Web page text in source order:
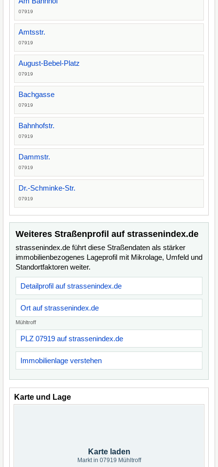
07919
Amtsstr.
07919
August-Bebel-Platz
07919
Bachgasse
07919
Bahnhofstr.
07919
Dammstr.
07919
Dr.-Schminke-Str.
07919
Weiteres Straßenprofil auf strassenindex.de
strassenindex.de führt diese Straßendaten als stärker
immobilienbezogenes Lageprofil mit Mikrolage, Umfeld und
Standortfaktoren weiter.
Detailprofil auf strassenindex.de
Ort auf strassenindex.de
Mühltroff
PLZ 07919 auf strassenindex.de
Immobilienlage verstehen
Karte und Lage
Karte laden
Markt in 07919 Mühltroff